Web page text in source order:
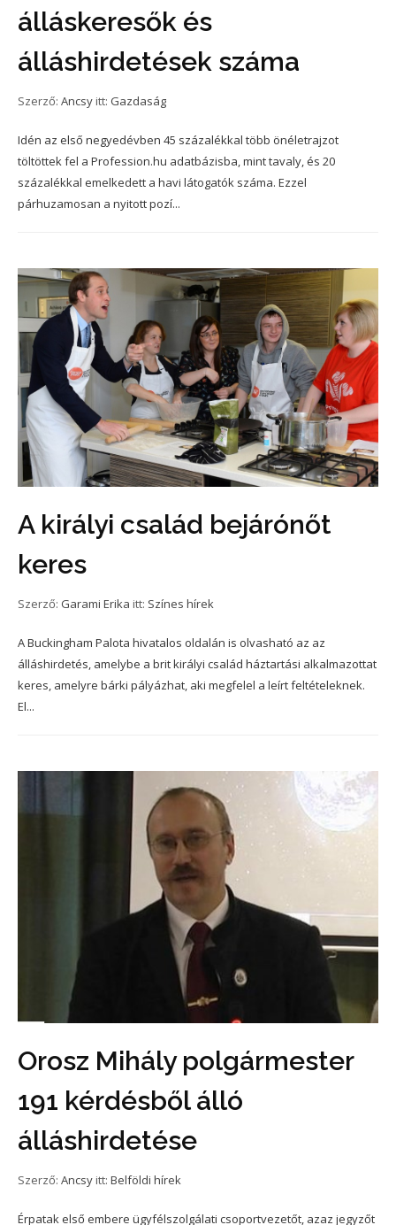
álláskeresők és
álláshirdetések száma
Szerző: Ancsy itt: Gazdaság
Idén az első negyedévben 45 százalékkal több önéletrajzot
töltöttek fel a Profession.hu adatbázisba, mint tavaly, és 20
százalékkal emelkedett a havi látogatók száma. Ezzel
párhuzamosan a nyitott pozí...
A királyi család bejárónőt
keres
Szerző: Garami Erika itt: Színes hírek
A Buckingham Palota hivatalos oldalán is olvasható az az
álláshirdetés, amelybe a brit királyi család háztartási alkalmazottat
keres, amelyre bárki pályázhat, aki megfelel a leírt feltételeknek.
El...
Orosz Mihály polgármester
191 kérdésből álló
álláshirdetése
Szerző: Ancsy itt: Belföldi hírek
Érpatak első embere ügyfélszolgálati csoportvezetőt, azaz jegyzőt